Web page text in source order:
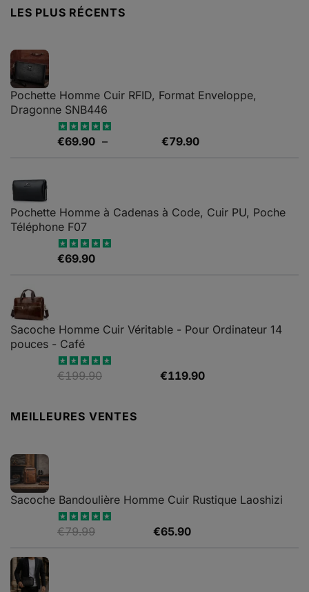
LES PLUS RÉCENTS
Pochette Homme Cuir RFID, Format Enveloppe,
Dragonne SNB446
Note5.00
€69.90 – €79.90Plage
€79.90
Pochette Homme à Cadenas à Code, Cuir PU, Poche
Téléphone F07
Note4.67
€69.90
Sacoche Homme Cuir Véritable - Pour Ordinateur 14
pouces - Café
Note5.00
€199.90
était :
€119.90Le
MEILLEURES VENTES
Sacoche Bandoulière Homme Cuir Rustique Laoshizi
Note4.88
€79.99 €65.90Le